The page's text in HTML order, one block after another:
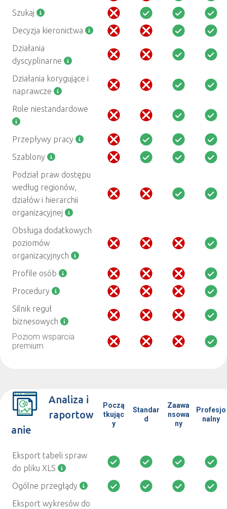
Szukaj
Decyzja kieronictwa
Działania
dyscyplinarne
Działania korygujące i
naprawcze
Role niestandardowe
Przepływy pracy
Szablony
Podział praw dostępu
według regionów,
działów i hierarchii
organizacyjnej
Obsługa dodatkowych
poziomów
organizacyjnych
Profile osób
Procedury
Silnik reguł
biznesowych
Poziom wsparcia
premium
Analiza i
raportow
anie
Począ
tkując
y
Standar
d
Zaawa
nsowa
ny
Profesjo
nalny
Eksport tabeli spraw
do pliku XLS
Ogólne przegłądy
Eksport wykresów do